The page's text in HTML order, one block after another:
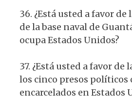
36. ¿Está usted a favor
de la base naval de
ocupa Estados Unidos?
37. ¿Está usted a favor de
los cinco presos políticos
encarcelados en Estados